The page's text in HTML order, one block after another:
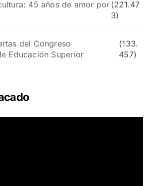
45 años de amor por (221.47
3)
del Congreso
Educación Superior
(133.
457)